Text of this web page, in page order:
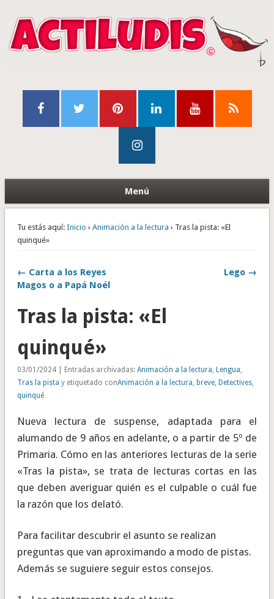
Menú
Tu estás aquí: Inicio › Animación a la lectura › Tras la pista: «El
quinqué»
← Carta a los Reyes
Magos o a Papá Noél
Lego →
Tras la pista: «El
quinqué»
03/01/2024 | Entradas archivadas: Animación a la lectura, Lengua,
Tras la pista y etiquetado conAnimación a la lectura, breve, Detectives,
quinqué
Nueva lectura de suspense, adaptada para el
alumando de 9 años en adelante, o a partir de 5º de
Primaria. Cómo en las anteriores lecturas de la serie
«Tras la pista», se trata de lecturas cortas en las
que deben averiguar quién es el culpable o cuál fue
la razón que los delató.
Para facilitar descubrir el asunto se realizan
preguntas que van aproximando a modo de pistas.
Además se suguiere seguir estos consejos.